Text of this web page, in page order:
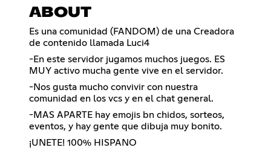
ABOUT
Es una comunidad (FANDOM) de una Creadora
de contenido llamada Luci4
-En este servidor jugamos muchos juegos. ES
MUY activo mucha gente vive en el servidor.
-Nos gusta mucho convivir con nuestra
comunidad en los vcs y en el chat general.
-MAS APARTE hay emojis bn chidos, sorteos,
eventos, y hay gente que dibuja muy bonito.
¡UNETE! 100% HISPANO